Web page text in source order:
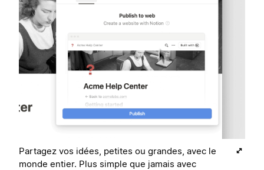
Partagez vos idées, petites ou grandes, avec le
monde entier. Plus simple que jamais avec